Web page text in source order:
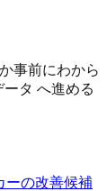
事前にわから
タ へ進める
ーの改善候補